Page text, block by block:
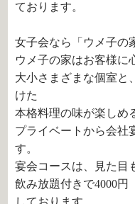
ております。
女子会なら「ウメ子の
ウメ子の家はお客様に
大小さまざまな個室と
けた
本格料理の味が楽しめ
プライベートから会社
す。
宴会コースは、見た目
飲み放題付きで4000円